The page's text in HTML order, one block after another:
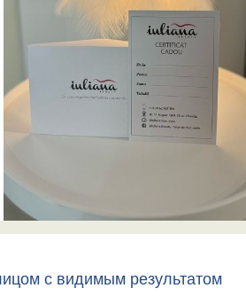
с видимым результатом